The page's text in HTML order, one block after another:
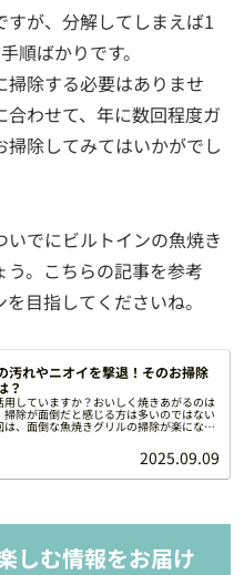
が、分解してしまえば1
順ばかりです。
除する必要はありませ
わせて、年に数回程度ガ
除してみてはいかがでし
でにビルトインの魚焼き
。こちらの記事を参考
目指してくださいね。
汚れやニオイを撃退！そのお掃除
？
用していますか？おいしく焼きあがるのは
除が面倒だと感じる方は多いのではない
、面倒な魚焼きグリルの掃除が楽になる
、掃除の負担を減らすためのコツをご紹介
2025.09.09
しむ情報をお届け